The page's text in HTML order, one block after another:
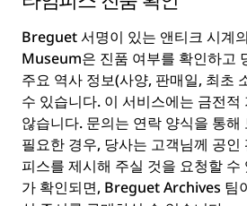
Breguet 서명이 있는 앤티크 시계
Museum은 진품 여부를 확인하고
주요 역사 정보(사양, 판매일, 최초
수 있습니다. 이 서비스에는 금전적
않습니다. 문의는 연락 양식을 통
필요한 경우, 당사는 고객님께 공인
피스를 제시해 주실 것을 요청할 수
가 확인되면, Breguet Archives 팀